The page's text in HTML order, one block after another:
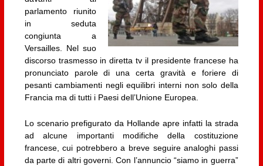
parlamento riunito
in seduta
congiunta a
Versailles. Nel suo
discorso trasmesso in diretta tv il presidente francese ha
pronunciato parole di una certa gravità e foriere di
pesanti cambiamenti negli equilibri interni non solo della
Francia ma di tutti i Paesi dell’Unione Europea.
Lo scenario prefigurato da Hollande apre infatti la strada
ad alcune importanti modifiche della costituzione
francese, cui potrebbero a breve seguire analoghi passi
da parte di altri governi. Con l’annuncio “siamo in guerra”